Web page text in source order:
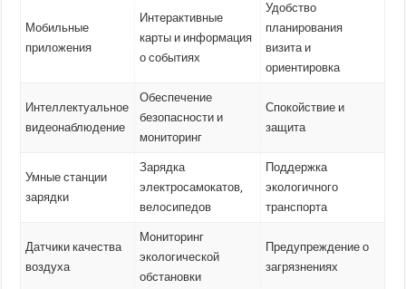
Мобильные
приложения
Интерактивные
карты и информация
о событиях
Удобство
планирования
визита и
ориентировка
Интеллектуальное
видеонаблюдение
Обеспечение
безопасности и
мониторинг
Спокойствие и
защита
Умные станции
зарядки
Зарядка
электросамокатов,
велосипедов
Поддержка
экологичного
транспорта
Датчики качества
воздуха
Мониторинг
экологической
обстановки
Предупреждение о
загрязнениях